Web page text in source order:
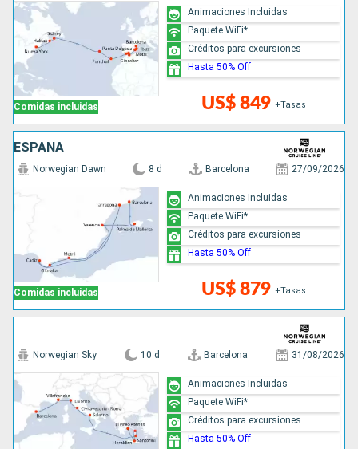
Comidas incluidas US$ 849 +Tasas
Animaciones Incluidas
Paquete WiFi*
Créditos para excursiones
Hasta 50% Off
ESPAÑA
Comidas incluidas
Norwegian Dawn 8 d Barcelona 27/09/2026
US$ 879 +Tasas
Animaciones Incluidas
Paquete WiFi*
Créditos para excursiones
Hasta 50% Off
Norwegian Sky 10 d Barcelona 31/08/2026
Animaciones Incluidas
Paquete WiFi*
Créditos para excursiones
Hasta 50% Off